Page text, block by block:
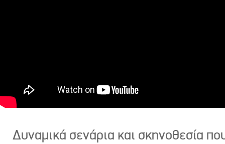
Δυναμικά σενάρια και σκηνοθεσία